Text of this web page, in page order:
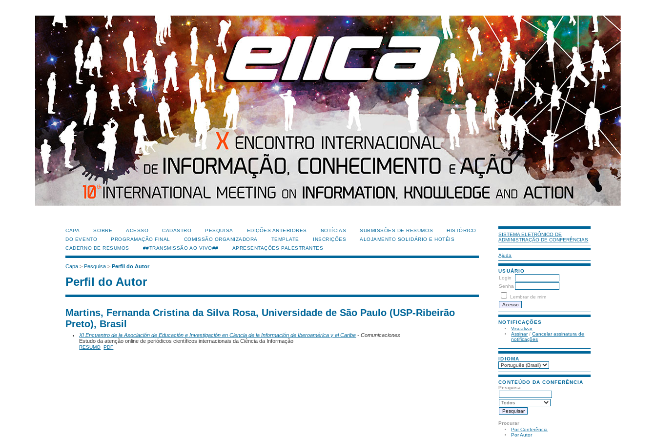
SISTEMA ELETRÔNICO DE
ADMINISTRAÇÃO DE CONFERÊNCIAS
Ajuda
USUÁRIO
Login
Senha
Lembrar de mim
NOTIFICAÇÕES
Visualizar
Assinar/Cancelar assinatura de
notificações
IDIOMA
CONTEÚDO DA CONFERÊNCIA
Pesquisa
Procurar
Por Conferência
Por Autor
CAPA SOBRE ACESSO CADASTRO PESQUISA EDIÇÕES ANTERIORES NOTÍCIAS SUBMISSÕES DE RESUMOS
HISTÓRICO
DO EVENTO
PROGRAMAÇÃO FINAL COMISSÃO ORGANIZADORA TEMPLATE INSCRIÇÕES
ALOJAMENTO SOLIDÁRIO E HOTÉIS
CADERNO DE RESUMOS
##TRANSMISSÃO AO VIVO## APRESENTAÇÕES PALESTRANTES
Capa >Pesquisa >Perfil do Autor
Perfil do Autor
Martins, Fernanda Cristina da Silva Rosa, Universidade de São Paulo (USP-Ribeirão
Preto), Brasil
XI Encuentro de la Asociación de Educación e Investigación en Ciencia de la Información de Iberoamérica y el Caribe - Comunicaciones
Estudo da atenção online de periódicos científicos internacionais da Ciência da Informação
RESUMO PDF